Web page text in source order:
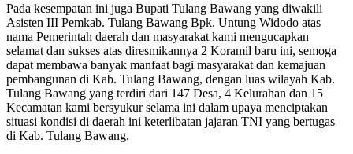
Pada kesempatan ini juga Bupati Tulang Bawang yang diwakili
Asisten III Pemkab. Tulang Bawang Bpk. Untung Widodo atas
nama Pemerintah daerah dan masyarakat kami mengucapkan
selamat dan sukses atas diresmikannya 2 Koramil baru ini, semoga
dapat membawa banyak manfaat bagi masyarakat dan kemajuan
pembangunan di Kab. Tulang Bawang, dengan luas wilayah Kab.
Tulang Bawang yang terdiri dari 147 Desa, 4 Kelurahan dan 15
Kecamatan kami bersyukur selama ini dalam upaya menciptakan
situasi kondisi di daerah ini keterlibatan jajaran TNI yang bertugas
di Kab. Tulang Bawang.